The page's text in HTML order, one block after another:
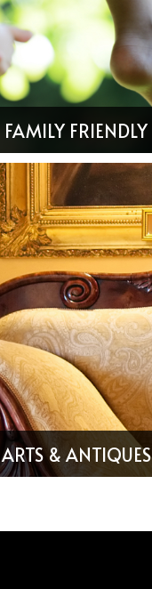
FAMILY FRIENDLY
ARTS & ANTIQUES